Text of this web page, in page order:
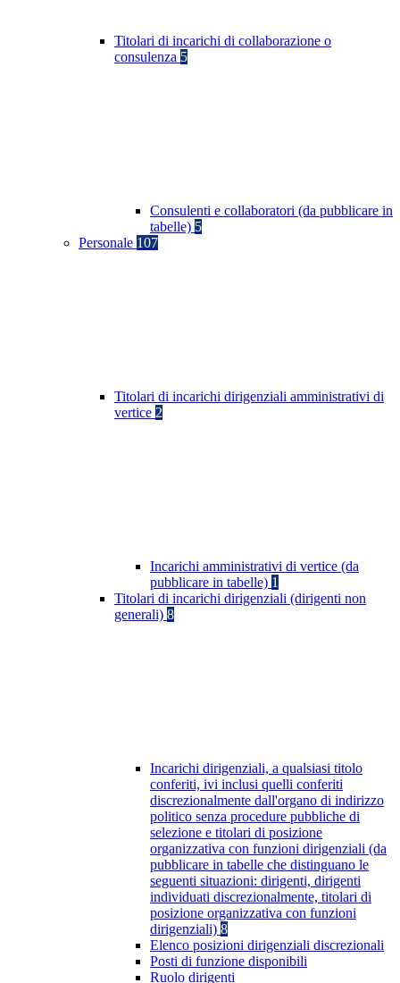
Titolari di incarichi di collaborazione o
consulenza 5
Consulenti e collaboratori (da pubblicare in
tabelle) 5
Personale 107
Titolari di incarichi dirigenziali amministrativi di
vertice 2
Incarichi amministrativi di vertice (da
pubblicare in tabelle) 1
Titolari di incarichi dirigenziali (dirigenti non
generali) 8
Incarichi dirigenziali, a qualsiasi titolo
conferiti, ivi inclusi quelli conferiti
discrezionalmente dall'organo di indirizzo
politico senza procedure pubbliche di
selezione e titolari di posizione
organizzativa con funzioni dirigenziali (da
pubblicare in tabelle che distinguano le
seguenti situazioni: dirigenti, dirigenti
individuati discrezionalmente, titolari di
posizione organizzativa con funzioni
dirigenziali) 8
Elenco posizioni dirigenziali discrezionali
Posti di funzione disponibili
Ruolo dirigenti